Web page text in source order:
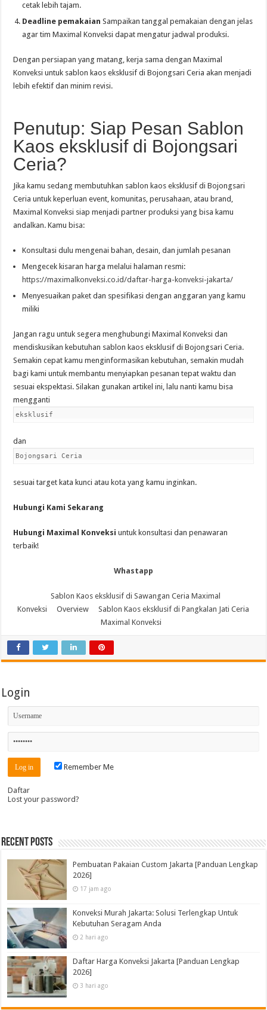
cetak lebih tajam.
Deadline pemakaian Sampaikan tanggal pemakaian dengan jelas
agar tim Maximal Konveksi dapat mengatur jadwal produksi.
Dengan persiapan yang matang, kerja sama dengan Maximal
Konveksi untuk sablon kaos eksklusif di Bojongsari Ceria akan menjadi
lebih efektif dan minim revisi.
Penutup: Siap Pesan Sablon
Kaos eksklusif di Bojongsari
Ceria?
Jika kamu sedang membutuhkan sablon kaos eksklusif di Bojongsari
Ceria untuk keperluan event, komunitas, perusahaan, atau brand,
Maximal Konveksi siap menjadi partner produksi yang bisa kamu
andalkan. Kamu bisa:
Konsultasi dulu mengenai bahan, desain, dan jumlah pesanan
Mengecek kisaran harga melalui halaman resmi:
https://maximalkonveksi.co.id/daftar-harga-konveksi-jakarta/
Menyesuaikan paket dan spesifikasi dengan anggaran yang kamu
miliki
Jangan ragu untuk segera menghubungi Maximal Konveksi dan
mendiskusikan kebutuhan sablon kaos eksklusif di Bojongsari Ceria.
Semakin cepat kamu menginformasikan kebutuhan, semakin mudah
bagi kami untuk membantu menyiapkan pesanan tepat waktu dan
sesuai ekspektasi. Silakan gunakan artikel ini, lalu nanti kamu bisa
mengganti
eksklusif
dan
Bojongsari Ceria
sesuai target kata kunci atau kota yang kamu inginkan.
Hubungi Kami Sekarang
Hubungi Maximal Konveksi untuk konsultasi dan penawaran
terbaik!
Whastapp
Sablon Kaos eksklusif di Sawangan Ceria Maximal
Konveksi
Overview
Sablon Kaos eksklusif di Pangkalan Jati Ceria
Maximal Konveksi
Login
Remember Me
Daftar
Lost your password?
Recent Posts
Pembuatan Pakaian Custom Jakarta [Panduan Lengkap
2026]
17 jam ago
Konveksi Murah Jakarta: Solusi Terlengkap Untuk
Kebutuhan Seragam Anda
2 hari ago
Daftar Harga Konveksi Jakarta [Panduan Lengkap
2026]
3 hari ago